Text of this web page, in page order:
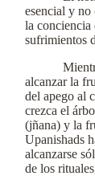
esencial y no
la conciencia
sufrimientos
alcanzar la
del apego al
crezca el
(jñana) y la
Upanishads
alcanzarse
de los